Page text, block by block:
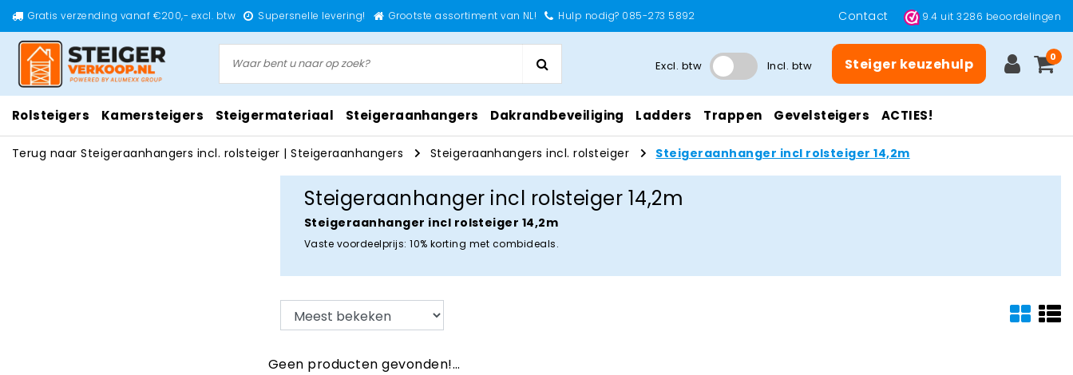
Gratis verzending vanaf €200,- excl. btw Supersnelle levering! Grootste assortiment van NL! Hulp nodig? 085-273 5892 Contact 9.4 uit3286 beoordelingen
Excl. btw Incl. btw Steiger keuzehulp 0
Rolsteigers Kamersteigers Steigermateriaal Steigeraanhangers Dakrandbeveiliging Ladders Trappen Gevelsteigers ACTIES!
Terug naar Steigeraanhangers incl. rolsteiger |Steigeraanhangers Steigeraanhangers incl. rolsteiger Steigeraanhanger incl rolsteiger 14,2m
Steigeraanhanger incl rolsteiger 14,2m
Steigeraanhanger incl rolsteiger 14,2m
Vaste voordeelprijs: 10% korting met combideals.
Geen producten gevonden!...